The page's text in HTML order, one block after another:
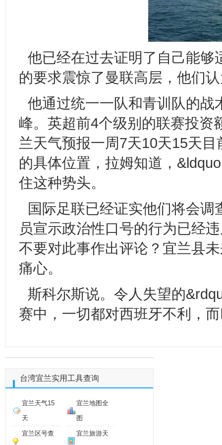
他已经在过去证明了自己能够
的要求震惊了曼联高层，他们
他通过统一一队和青训队的战
峰。英超前4个级别的联赛投资
兰天气预报一周7天10天15天
的具体位置，拉姆知道，
住这种势头。
国际足联已经证实他们将会
员宣示政治性口号的行为已经
不要对此事作出评论？宜兰县
痛心。
斯科尔斯说。令人失望的
赛中，一切都对西班牙不利，
台湾宜兰实用工具查询
宜兰天气15
天
宜兰地图全
图
宜兰区号查
宜兰旅游天